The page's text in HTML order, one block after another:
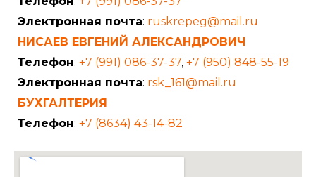
Электронная почта: ruskrepeg@mail.ru
НИСАЕВ ЕВГЕНИЙ АЛЕКСАНДРОВИЧ
Телефон: +7 (991) 086-37-37, +7 (950) 848-55-19
Электронная почта: rsk_161@mail.ru
БУХГАЛТЕРИЯ
Телефон: +7 (8634) 43-14-82